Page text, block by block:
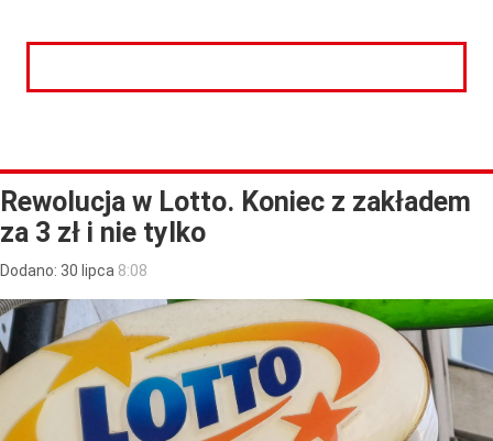
Rewolucja w Lotto. Koniec z zakładem
za 3 zł i nie tylko
Dodano: 30 lipca 8:08